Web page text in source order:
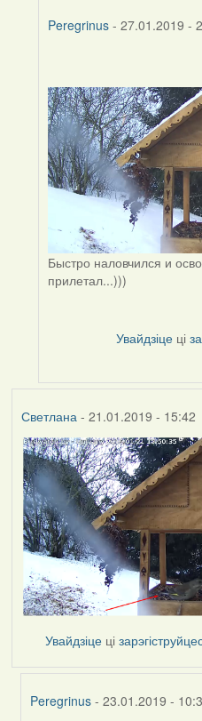
Peregrinus- 27.01.2019 -
to
by
Peregrinus
Быстро наловчился и
прилетал...)))
Увайдзіце ці
Светлана- 21.01.2019 - 15:42
Увайдзіце ці
Peregrinus - 23.01.2019 -